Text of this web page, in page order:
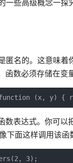
些高级概念一探
匿名的。这意味着
数必须存储在变
function (x, y)
数表达式。你可
下面这样调用该函
3);